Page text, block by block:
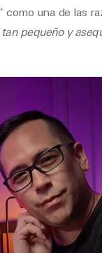
como una de las
pequeño y